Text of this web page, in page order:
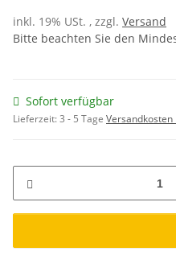
inkl. 19% USt. , zzgl. Versand
Bitte beachten Sie den
Sofort verfügbar
Lieferzeit:3 - 5 Tage Versandkosten